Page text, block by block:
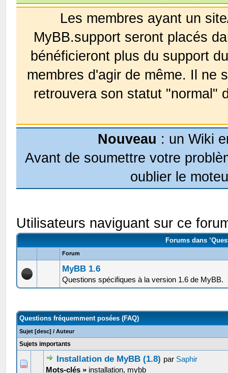
Les membres ayant un
MyBB.support seront placés
bénéficieront plus du support
membres d'agir de même. Il ne
retrouvera son statut "normal"
Nouveau : un Wiki
Avant de soumettre votre
oublier le
Utilisateurs naviguant sur ce
Forums dans
Forum
MyBB 1.6
Questions spécifiques à la version 1.6 de MyBB.
Questions fréquemment posées (FAQ)
Sujet [desc] /Auteur
Sujets importants
Installation de MyBB (1.8) par Saphir
Mots-clés » installation, mybb
0 Votes - 0 sur 5 en moyenne
1 234 5